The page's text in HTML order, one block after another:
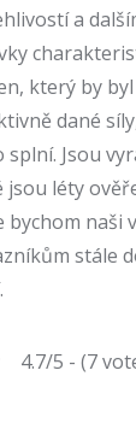
a
který by
dané
Jsou
léty
bychom naši
stále
4.7/5 - (7